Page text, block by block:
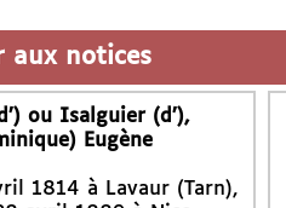
aux notices
ou Isalguier (d’),
Eugène
1814 à Lavaur (Tarn),